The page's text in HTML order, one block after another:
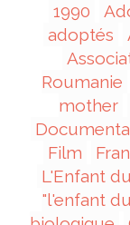
1990
adoptés
Roumanie
mother
Film
L'Enfant
"l'enfant